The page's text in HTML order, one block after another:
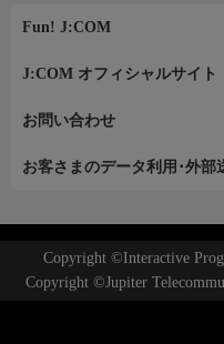
Fun! J:COM
J:COM オフィシャルサイト
お問い合わせ
お客さまのデータ利用･外部
Copyright ©Interactive
Copyright ©Jupiter